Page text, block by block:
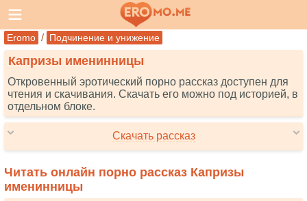
Eromo / Подчинение и унижение
Капризы именинницы
Откровенный эротический порно рассказ доступен для
чтения и скачивания. Скачать его можно под историей, в
отдельном блоке.
Скачать рассказ
Читать онлайн порно рассказ Капризы
именинницы